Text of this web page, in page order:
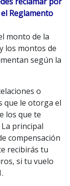
Reglamento
monto de la
los montos de
según la
o
que le otorga el
los que te
principal
compensación
recibirás tu
si tu vuelo